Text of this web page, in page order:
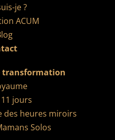
je ?
ACUM
transformation
jours
des heures miroirs
Solos